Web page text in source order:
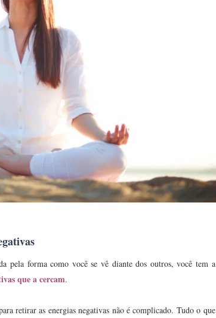
pela forma como você se vê diante dos outros, você tem a
que a cercam.
retirar as energias negativas não é complicado. Tudo o que